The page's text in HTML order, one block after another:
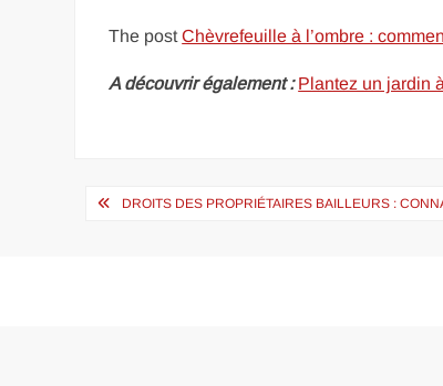
The postChèvrefeuille à l’ombre :
A découvrir également : Plantez un jardin
Navigation
DROITS DES PROPRIÉTAIRES BAILLEURS :